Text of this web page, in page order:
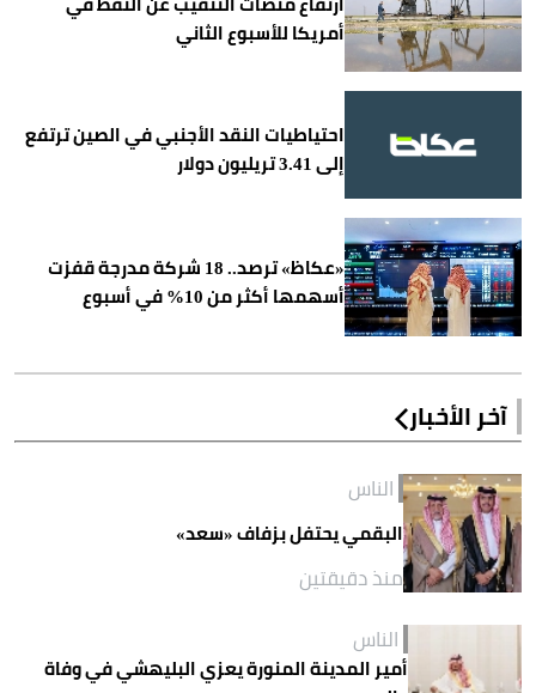
أمريكا للأسبوع الثاني
احتياطيات النقد الأجنبي في الصين ترتفع
إلى 3.41 تريليون دولار
«عكاظ» ترصد.. 18 شركة مدرجة قفزت
أسهمها أكثر من 10% في أسبوع
آخر الأخبار
الناس
البقمي يحتفل بزفاف «سعد»
منذ دقيقتين
الناس
أمير المدينة المنورة يعزي البليهشي في وفاة